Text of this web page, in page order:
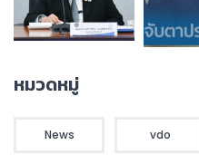
หมวดหมู่
News vdo